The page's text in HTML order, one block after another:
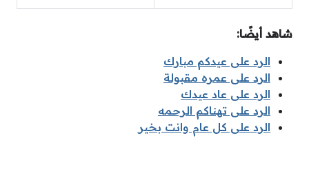
شاهد أيضًا:
الرد على عيدكم مبارك
الرد على عمره مقبولة
الرد على عاد عيدك
الرد على تهناكم الرحمه
الرد على كل عام وانت بخير